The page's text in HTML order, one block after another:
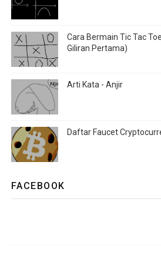
Cara Bermain Tic Tac
Giliran Pertama)
Arti Kata - Anjir
Daftar Faucet
FACEBOOK